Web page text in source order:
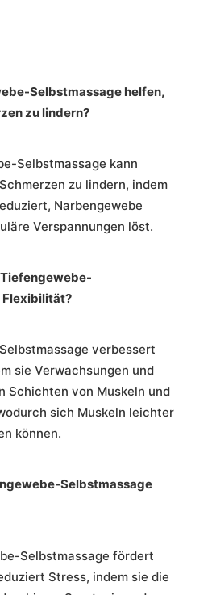
Selbstmassage helfen,
zu lindern?
Selbstmassage kann
zu lindern, indem
Narbengewebe
Verspannungen löst.
Flexibilität?
verbessert
sie Verwachsungen und
Schichten von Muskeln und
sich Muskeln leichter
können.
Selbstmassage
Selbstmassage fördert
Stress, indem sie die